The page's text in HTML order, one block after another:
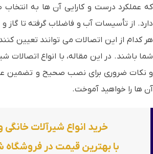
که عملکرد درست و کارایی آن ها به
دارد. از تأسیسات آب و فاضلاب گرفته تا
هر کدام از این اتصالات می توانند تعیین
شما باشند. در این مقاله، با انواع اتصالات
و نکات ضروری برای نصب صحیح و تضمین
آن ها را خواهید آموخت.
خرید انواع شیرآلات خانگی
با بهترین قیمت در فروشگاه